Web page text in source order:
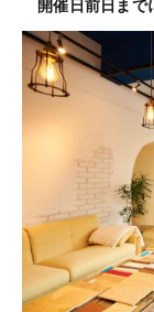
開催日前日まで